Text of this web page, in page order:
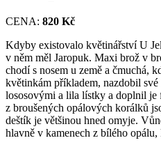
CENA: 820 Kč
Kdyby existovalo květinářství U
v něm měl Jaropuk. Maxi brož v
chodí s nosem u země a čmuchá,
květinkám příkladem, nazdobil
lososovými a lila lístky a doplnil je
z broušených opálových korálků
deštík je většinou hned omyje.
hlavně v kamenech z bílého